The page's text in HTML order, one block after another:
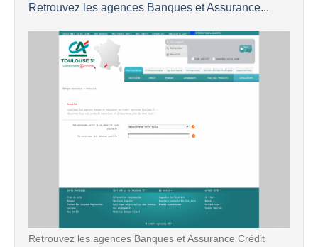
Retrouvez les agences Banques et Assurance...
Retrouvez les agences Banques et Assurance Crédit